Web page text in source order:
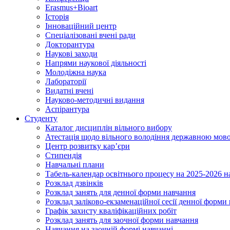
Erasmus+Bioart
Історія
Інноваційний центр
Спеціалізовані вчені ради
Докторантура
Наукові заходи
Напрями наукової діяльності
Молодіжна наука
Лабораторії
Видатні вчені
Науково-методичні видання
Аспірантура
Студенту
Каталог дисциплін вільного вибору
Атестація щодо вільного володіння державною
Центр розвитку кар’єри
Стипендія
Навчальні плани
Табель-календар освітнього процесу на 2025-2026
Розклад дзвінків
Розклад занять для денної форми навчання
Розклад заліково-екзаменаційної сесії денної
Графік захисту кваліфікаційних робіт
Розклад занять для заочної форми навчання